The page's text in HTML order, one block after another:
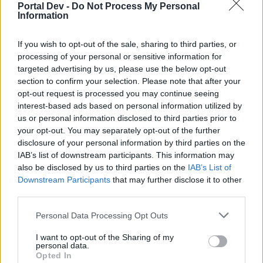
Portal Dev - Do Not Process My Personal
Information
If you wish to opt-out of the sale, sharing to third parties, or
processing of your personal or sensitive information for
targeted advertising by us, please use the below opt-out
section to confirm your selection. Please note that after your
opt-out request is processed you may continue seeing
interest-based ads based on personal information utilized by
us or personal information disclosed to third parties prior to
your opt-out. You may separately opt-out of the further
disclosure of your personal information by third parties on the
IAB’s list of downstream participants. This information may
also be disclosed by us to third parties on the IAB’s List of
Downstream Participants that may further disclose it to other
Personal Data Processing Opt Outs
I want to opt-out of the Sharing of my
personal data.
Opted In
Team Farmerama PT
Não estou conseguindo entregar os pedidos, não carrega mais
nada do evento pra mim.
Não estou conseguindo entregar os pedidos do evento, a
página não carrega mais para mim, já desinstalei e instalei
novamente o jogo e nada, não sai disso, mostra como se tivesse
tudo completo mas não está, nem trocar as moedas consigo.
Alguém pode me ajudar por favor?
Já lhe respondi na seção de ajuda Denise, aguardo
seu retorno.
Principiante